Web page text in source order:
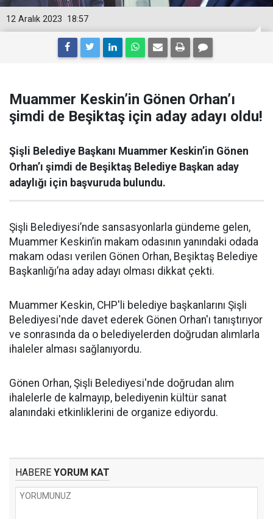
18:57
12 Aralık 2023
Muammer Keskin’in Gönen Orhan’ı
şimdi de Beşiktaş için aday adayı oldu!
Şişli Belediye Başkanı Muammer Keskin’in Gönen
Orhan’ı şimdi de Beşiktaş Belediye Başkan aday
adaylığı için başvuruda bulundu.
Şişli Belediyesi’nde sansasyonlarla gündeme gelen,
Muammer Keskin’in makam odasının yanındaki odada
makam odası verilen Gönen Orhan, Beşiktaş Belediye
Başkanlığı’na aday adayı olması dikkat çekti.
Muammer Keskin, CHP'li belediye başkanlarını Şişli
Belediyesi'nde davet ederek Gönen Orhan'ı tanıştırıyor
ve sonrasında da o belediyelerden doğrudan alımlarla
ihaleler alması sağlanıyordu.
Gönen Orhan, Şişli Belediyesi'nde doğrudan alım
ihalelerle de kalmayıp, belediyenin kültür sanat
alanındaki etkinliklerini de organize ediyordu.
HABERE YORUM KAT